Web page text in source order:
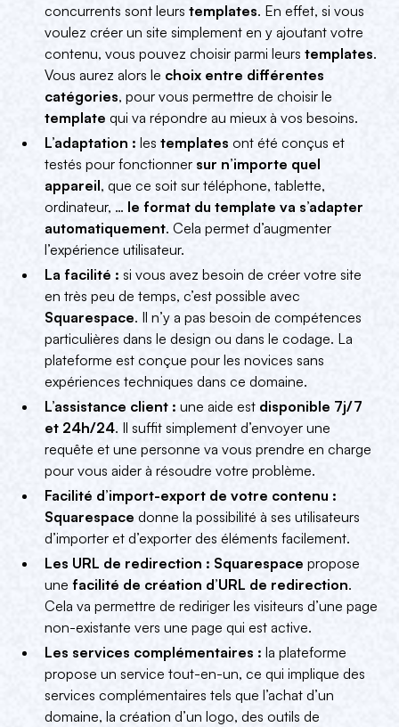
concurrents sont leurstemplates. En effet, si vous
voulez créer un site simplement en y ajoutant votre
contenu, vous pouvez choisir parmi leurstemplates.
Vous aurez alors le choix entre différentes
catégories, pour vous permettre de choisir le
template qui va répondre au mieux à vos besoins.
L’adaptation : lestemplates ont été conçus et
testés pour fonctionner sur n’importe quel
appareil, que ce soit sur téléphone, tablette,
ordinateur, … le format du template va s’adapter
automatiquement. Cela permet d’augmenter
l’expérience utilisateur.
La facilité : si vous avez besoin de créer votre site
en très peu de temps, c’est possible avec
Squarespace. Il n’y a pas besoin de compétences
particulières dans le design ou dans le codage. La
plateforme est conçue pour les novices sans
expériences techniques dans ce domaine.
L’assistance client : une aide est disponible 7j/7
et 24h/24. Il suffit simplement d’envoyer une
requête et une personne va vous prendre en charge
pour vous aider à résoudre votre problème.
Facilité d’import-export de votre contenu :
Squarespace donne la possibilité à ses utilisateurs
d’importer et d’exporter des éléments facilement.
Les URL de redirection : Squarespace propose
unefacilité de création d’URL de redirection.
Cela va permettre de rediriger les visiteurs d’une page
non-existante vers une page qui est active.
Les services complémentaires : la plateforme
propose un service tout-en-un, ce qui implique des
services complémentaires tels que l’achat d’un
domaine, la création d’un logo, des outils de